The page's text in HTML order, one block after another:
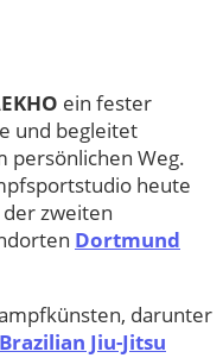
ein fester
und begleitet
persönlichen Weg.
heute
zweiten
Dortmund
darunter
Brazilian Jiu-Jitsu